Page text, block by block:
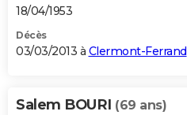
18/04/1953
Décès
03/03/2013 à Clermont-Ferrand
Salem BOURI (69 ans)